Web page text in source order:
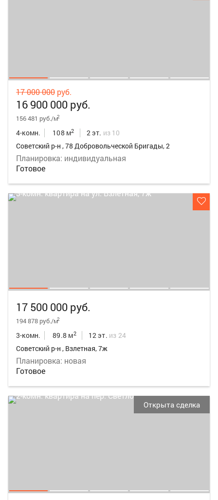
17 000 000 руб.
16 900 000 руб.
156 481 руб./м2
4-комн. 108 м2 2 эт. из 10
Советский р-н , 78 Добровольческой Бригады, 2
Планировка: индивидуальная
Готовое
17 500 000 руб.
194 878 руб./м2
3-комн. 89.8 м2 12 эт. из 24
Советский р-н , Взлетная, 7ж
Планировка: новая
Готовое
Открыта сделка